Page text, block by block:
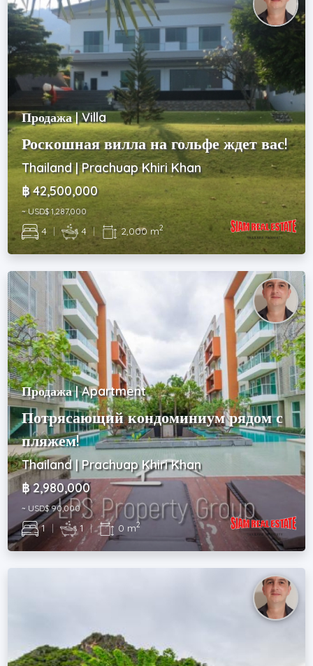
Продажа | Villa
Роскошная вилла на гольфе ждет вас!
Thailand | Prachuap Khiri Khan
฿ 42,500,000
~ USD$ 1,287,000
4 | 4 | 2,000 m2
Продажа | Apartment
Потрясающий кондоминиум рядом с
пляжем!
Thailand | Prachuap Khiri Khan
฿ 2,980,000
~ USD$ 90,000
1 | 1 | 0 m2